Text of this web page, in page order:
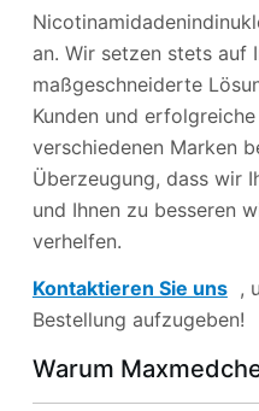
an. Wir setzen stets auf
maßgeschneiderte
Kunden und
verschiedenen Marken
Überzeugung, dass wir
und Ihnen zu besseren
verhelfen.
Kontaktieren Sie uns,
Bestellung aufzugeben!
Warum